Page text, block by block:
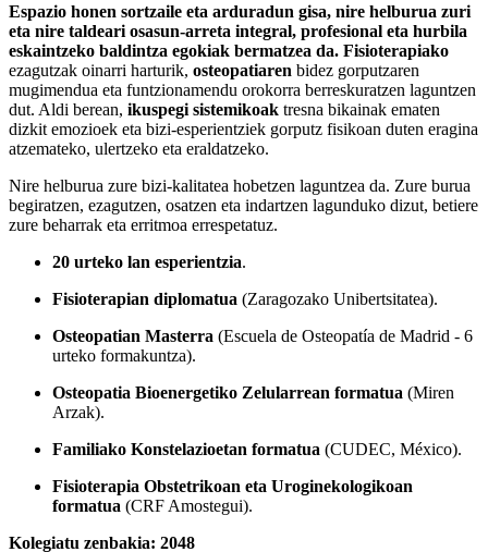
Espazio honen sortzaile eta arduradun gisa, nire helburua zuri
eta nire taldeari osasun-arreta integral, profesional eta hurbila
eskaintzeko baldintza egokiak bermatzea da. Fisioterapiako
ezagutzak oinarri harturik, osteopatiaren bidez gorputzaren
mugimendua eta funtzionamendu orokorra berreskuratzen laguntzen
dut. Aldi berean, ikuspegi sistemikoak tresna bikainak ematen
dizkit emozioek eta bizi-esperientziek gorputz fisikoan duten eragina
atzemateko, ulertzeko eta eraldatzeko.
Nire helburua zure bizi-kalitatea hobetzen laguntzea da. Zure burua
begiratzen, ezagutzen, osatzen eta indartzen lagunduko dizut, betiere
zure beharrak eta erritmoa errespetatuz.
20 urteko lan esperientzia.
Fisioterapian diplomatua (Zaragozako Unibertsitatea).
Osteopatian Masterra (Escuela de Osteopatía de Madrid - 6
urteko formakuntza).
Osteopatia Bioenergetiko Zelularrean formatua (Miren
Arzak).
Familiako Konstelazioetan formatua (CUDEC, México).
Fisioterapia Obstetrikoan eta Uroginekologikoan
formatua (CRF Amostegui).
Kolegiatu zenbakia: 2048